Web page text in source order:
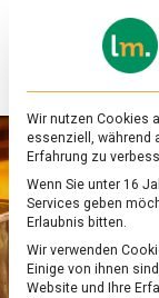
Wir nutzen Cookies
essenziell, während
Erfahrung zu
Wenn Sie unter 16
Services geben
Erlaubnis bitten.
Wir verwenden
Einige von ihnen
Website und Ihre